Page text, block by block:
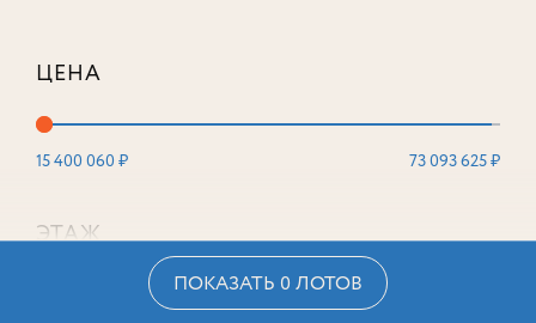
ЦЕНА
15 400 060 ₽ 73 093 625 ₽
ЭТАЖ
ПОКАЗАТЬ 0 ЛОТОВ